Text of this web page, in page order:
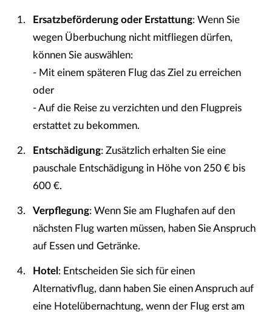
Ersatzbeförderung oder Erstattung: Wenn Sie
wegen Überbuchung nicht mitfliegen dürfen,
können Sie auswählen:
- Mit einem späteren Flug das Ziel zu erreichen
oder
- Auf die Reise zu verzichten und den Flugpreis
erstattet zu bekommen.
Entschädigung: Zusätzlich erhalten Sie eine
pauschale Entschädigung in Höhe von 250 € bis
600 €.
Verpflegung: Wenn Sie am Flughafen auf den
nächsten Flug warten müssen, haben Sie Anspruch
auf Essen und Getränke.
Hotel : Entscheiden Sie sich für einen
Alternativflug, dann haben Sie einen Anspruch auf
eine Hotelübernachtung, wenn der Flug erst am